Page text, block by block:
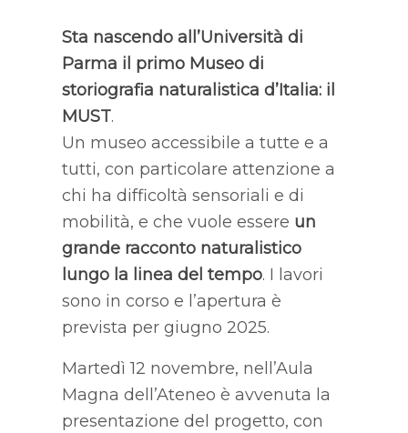
Sta nascendo all’Università di
Parma il primo Museo di
storiografia naturalistica d’Italia: il
MUST.
Un museo accessibile a tutte e a
tutti, con particolare attenzione a
chi ha difficoltà sensoriali e di
mobilità, e che vuole essere un
grande racconto naturalistico
lungo la linea del tempo. I lavori
sono in corso e l’apertura è
prevista per giugno 2025.
Martedì 12 novembre, nell’Aula
Magna dell’Ateneo è avvenuta la
presentazione del progetto, con